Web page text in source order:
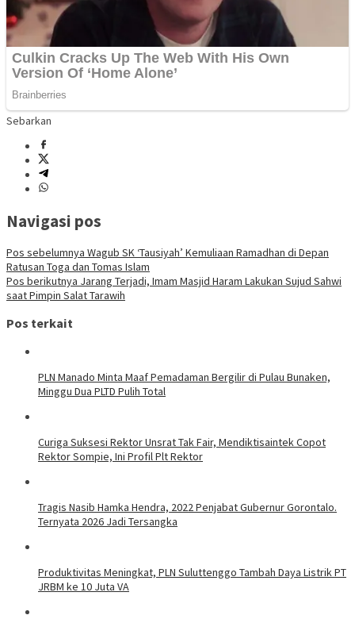
Sebarkan
Navigasi pos
Pos sebelumnya Wagub SK ‘Tausiyah’ Kemuliaan Ramadhan di Depan
Ratusan Toga dan Tomas Islam
Pos berikutnya Jarang Terjadi, Imam Masjid Haram Lakukan Sujud Sahwi
saat Pimpin Salat Tarawih
Pos terkait
PLN Manado Minta Maaf Pemadaman Bergilir di Pulau Bunaken,
Minggu Dua PLTD Pulih Total
Curiga Suksesi Rektor Unsrat Tak Fair, Mendiktisaintek Copot
Rektor Sompie, Ini Profil Plt Rektor
Tragis Nasib Hamka Hendra, 2022 Penjabat Gubernur Gorontalo.
Ternyata 2026 Jadi Tersangka
Produktivitas Meningkat, PLN Suluttenggo Tambah Daya Listrik PT
JRBM ke 10 Juta VA